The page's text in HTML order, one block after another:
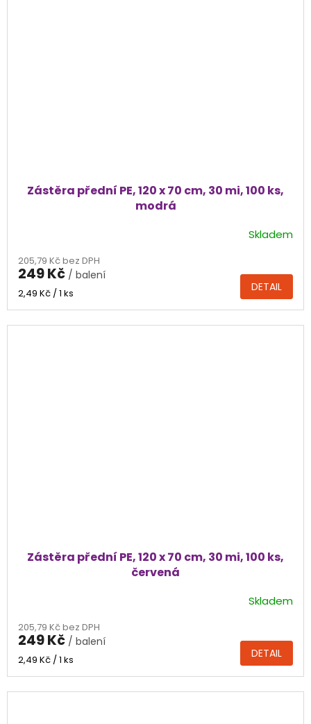
Zástěra přední PE, 120 x 70 cm, 30 mi, 100 ks,
modrá
Skladem
205,79 Kč bez DPH
249 Kč / balení
Měrná
2,49 Kč / 1 ks DETAIL
Zástěra přední PE, 120 x 70 cm, 30 mi, 100 ks,
červená
Skladem
205,79 Kč bez DPH
249 Kč / balení
Měrná
2,49 Kč / 1 ks DETAIL